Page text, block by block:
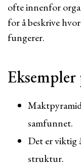
ofte innenfor
for å beskrive
fungerer.
samfunnet.
Det er viktig
struktur.